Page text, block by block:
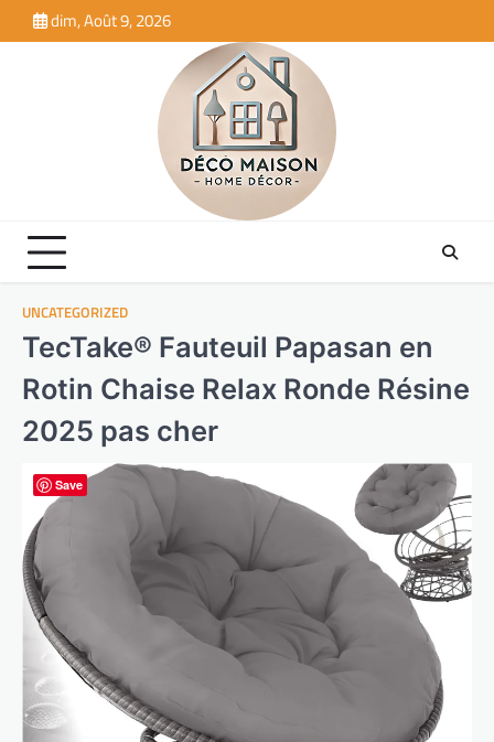
to
dim, Août 9, 2026
UNCATEGORIZED
TecTake® Fauteuil Papasan en
Rotin Chaise Relax Ronde Résine
2025 pas cher
Save